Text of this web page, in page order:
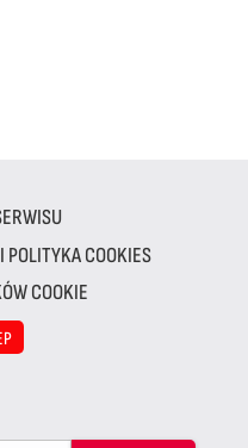
POLITYKA COOKIES
COOKIE